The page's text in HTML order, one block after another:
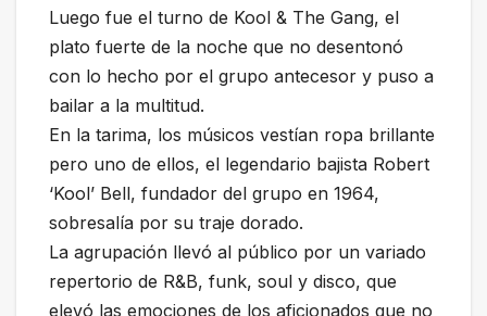
Luego fue el turno de Kool & The Gang, el
plato fuerte de la noche que no desentonó
con lo hecho por el grupo antecesor y puso a
bailar a la multitud.
En la tarima, los músicos vestían ropa brillante
pero uno de ellos, el legendario bajista Robert
‘Kool’ Bell, fundador del grupo en 1964,
sobresalía por su traje dorado.
La agrupación llevó al público por un variado
repertorio de R&B, funk, soul y disco, que
elevó las emociones de los aficionados que no